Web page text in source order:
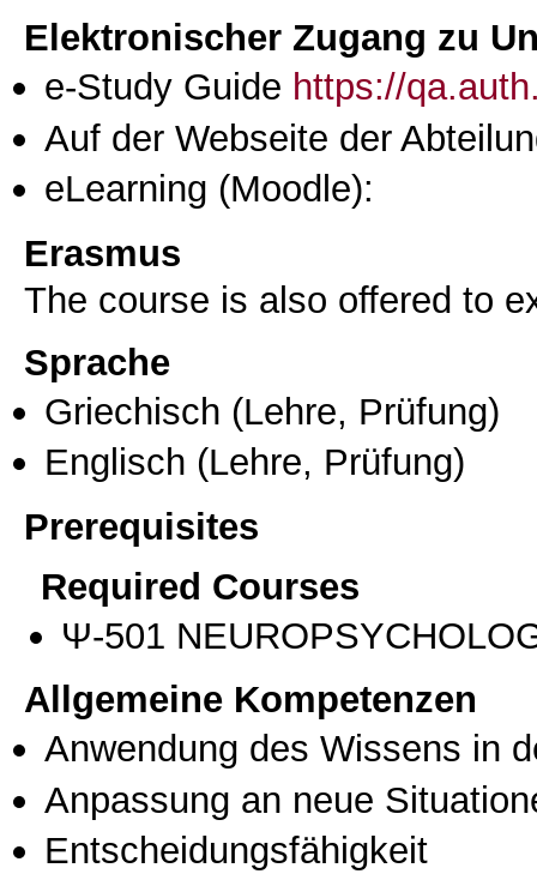
Elektronischer Zugang zu
e-Study Guide https://
Auf der Webseite der
eLearning (Moodle):
Erasmus
The course is also offered to
Sprache
Griechisch (Lehre, Prüfung)
Englisch (Lehre, Prüfung)
Prerequisites
Required Courses
Ψ-501
Allgemeine Kompetenzen
Anwendung des Wissens in
Anpassung an neue
Entscheidungsfähigkeit